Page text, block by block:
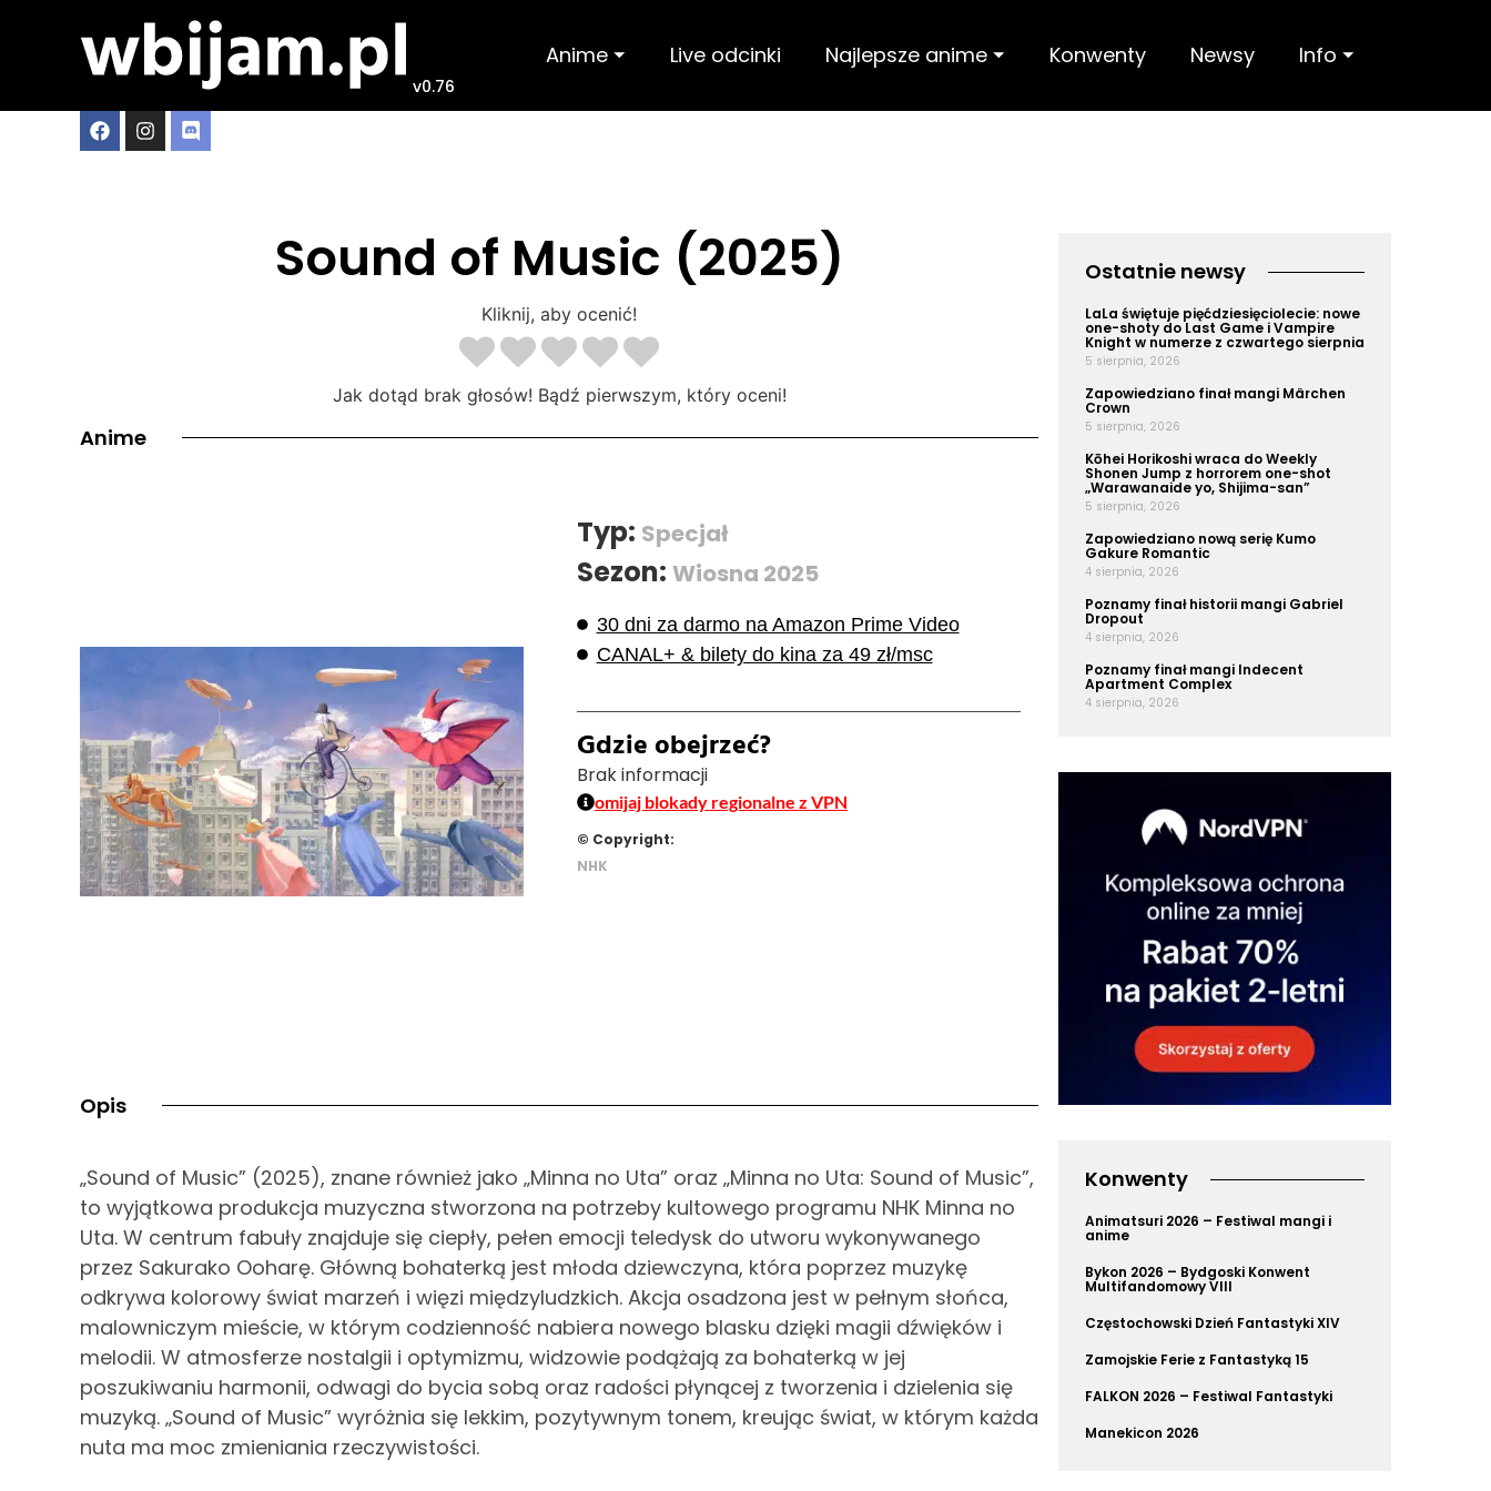
v0.76
Anime ⏷ Live odcinki Najlepsze anime ⏷ Konwenty Newsy Info ⏷
Sound of Music (2025)
Kliknij, aby ocenić!
Jak dotąd brak głosów! Bądź pierwszym, który oceni!
Anime
Typ: Specjał
Sezon: Wiosna 2025
30 dni za darmo na Amazon Prime Video
CANAL+ & bilety do kina za 49 zł/msc
Gdzie obejrzeć?
Brak informacji
omijaj blokady regionalne z VPN
© Copyright:
NHK
Opis
„Sound of Music” (2025), znane również jako „Minna no Uta” oraz „Minna no Uta: Sound of Music”,
to wyjątkowa produkcja muzyczna stworzona na potrzeby kultowego programu NHK Minna no
Uta. W centrum fabuły znajduje się ciepły, pełen emocji teledysk do utworu wykonywanego
przez Sakurako Ooharę. Główną bohaterką jest młoda dziewczyna, która poprzez muzykę
odkrywa kolorowy świat marzeń i więzi międzyludzkich. Akcja osadzona jest w pełnym słońca,
malowniczym mieście, w którym codzienność nabiera nowego blasku dzięki magii dźwięków i
melodii. W atmosferze nostalgii i optymizmu, widzowie podążają za bohaterką w jej
poszukiwaniu harmonii, odwagi do bycia sobą oraz radości płynącej z tworzenia i dzielenia się
muzyką. „Sound of Music” wyróżnia się lekkim, pozytywnym tonem, kreując świat, w którym każda
nuta ma moc zmieniania rzeczywistości.
Ostatnie newsy
LaLa świętuje pięćdziesięciolecie: nowe
one-shoty do Last Game i Vampire
Knight w numerze z czwartego sierpnia
5 sierpnia, 2026
Zapowiedziano finał mangi Märchen
Crown
5 sierpnia, 2026
Kōhei Horikoshi wraca do Weekly
Shonen Jump z horrorem one-shot
„Warawanaide yo, Shijima-san”
5 sierpnia, 2026
Zapowiedziano nową serię Kumo
Gakure Romantic
4 sierpnia, 2026
Poznamy finał historii mangi Gabriel
Dropout
4 sierpnia, 2026
Poznamy finał mangi Indecent
Apartment Complex
4 sierpnia, 2026
Konwenty
Animatsuri 2026 – Festiwal mangi i
anime
Bykon 2026 – Bydgoski Konwent
Multifandomowy VIII
Częstochowski Dzień Fantastyki XIV
Zamojskie Ferie z Fantastyką 15
FALKON 2026 – Festiwal Fantastyki
Manekicon 2026